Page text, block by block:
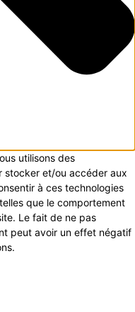
utilisons des
stocker et/ou accéder aux
à ces technologies
que le comportement
Le fait de ne pas
peut avoir un effet négatif